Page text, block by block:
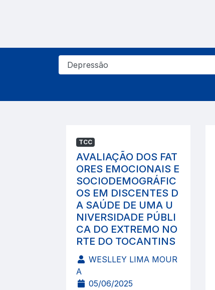
TCC
AVALIAÇÃO DOS FAT
ORES EMOCIONAIS E
SOCIODEMOGRÁFIC
OS EM DISCENTES D
A SAÚDE DE UMA U
NIVERSIDADE PÚBLI
CA DO EXTREMO NO
RTE DO TOCANTINS
WESLLEY LIMA MOUR
A
05/06/2025